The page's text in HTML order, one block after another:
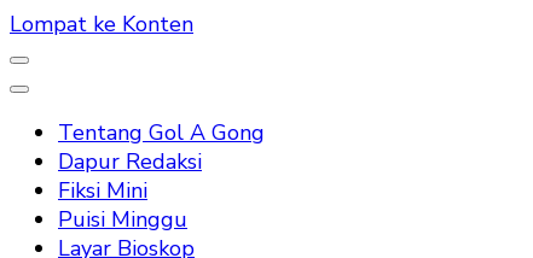
Lompat ke Konten
Tentang Gol A Gong
Dapur Redaksi
Fiksi Mini
Puisi Minggu
Layar Bioskop